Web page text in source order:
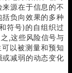
源在于信息的不
负向效果的多种
符号)的自组织过
,这些风险信号与
以被测量和预知
减弱的动态变化